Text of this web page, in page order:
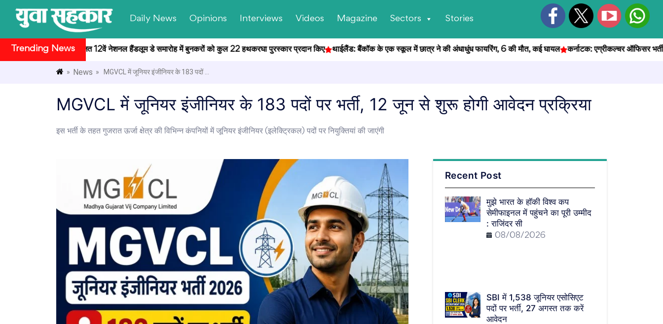
Daily News Opinions Interviews Videos Magazine Sectors Stories
Trending News
सांस्कृतिक केंद्र में आयोजित 12वें नेशनल हैंडलूम डे समारोह में बुनकरों को कुल 22 हथकरघा पुरस्कार प्रदान किए थाईलैंड: बैंकॉक के एक स्कूल में छात्र ने की अंधाधुंध फायरिंग, 6 की मौत, कई घायल कर्नाटक: एग्रीकल्चर ऑफिसर भर्ती
» News » MGVCL में जूनियर इंजीनियर के 183 पदों ...
MGVCL में जूनियर इंजीनियर के 183 पदों पर भर्ती, 12 जून से शुरू होगी आवेदन प्रक्रिया
इस भर्ती के तहत गुजरात ऊर्जा क्षेत्र की विभिन्न कंपनियों में जूनियर इंजीनियर (इलेक्ट्रिकल) पदों पर नियुक्तियां की जाएंगी
Recent Post
मुझे भारत के हॉकी विश्व कप
सेमीफाइनल में पहुंचने का पूरी उम्मीद
: राजिंदर सी
08/08/2026
SBI में 1,538 जूनियर एसोसिएट
पदों पर भर्ती, 27 अगस्त तक करें
आवेदन